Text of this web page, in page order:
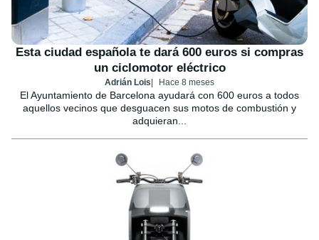
Esta ciudad española te dará 600 euros si compras
un ciclomotor eléctrico
Adrián Lois Hace 8 meses
El Ayuntamiento de Barcelona ayudará con 600 euros a todos
aquellos vecinos que desguacen sus motos de combustión y
adquieran...